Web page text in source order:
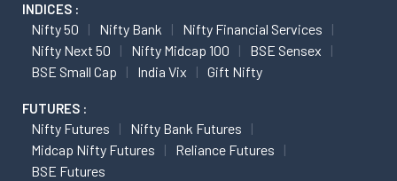
INDICES :
Nifty 50 Nifty Bank
Nifty Financial Services
Nifty Next 50
Nifty Midcap 100
BSE Sensex
BSE Small Cap
India Vix Gift Nifty
FUTURES :
Nifty Futures
Nifty Bank Futures
Midcap Nifty Futures
Reliance Futures
BSE Futures